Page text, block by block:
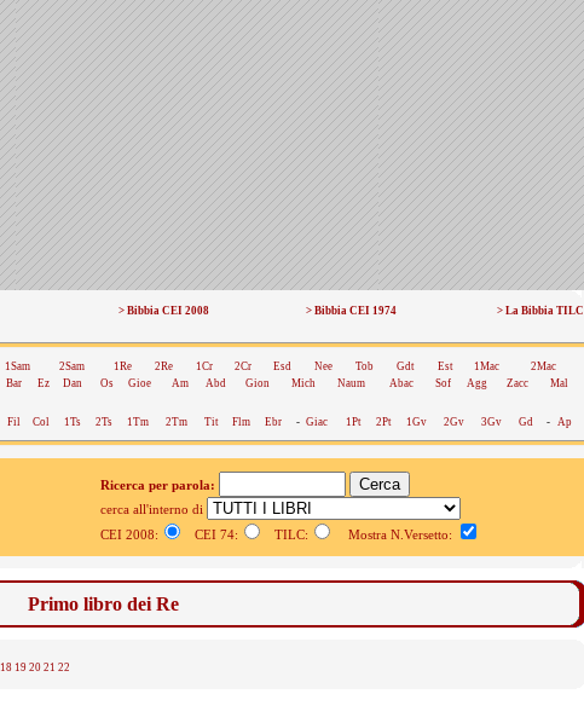
> Bibbia CEI 2008 > Bibbia CEI 1974 > La Bibbia TILC
1Sam 2Sam 1Re 2Re 1Cr 2Cr Esd Nee Tob Gdt Est 1Mac
2Mac
Bar Ez Dan Os Gioe Am Abd Gion Mich Naum Abac Sof Agg Zacc Mal
Fil Col 1Ts 2Ts 1Tm 2Tm Tit Flm Ebr - Giac 1Pt 2Pt 1Gv 2Gv 3Gv Gd - Ap
Ricerca per parola:
cerca all'interno di
CEI 2008:
CEI 74: TILC: Mostra N.Versetto:
Primo libro dei Re
18 19 20 21 22